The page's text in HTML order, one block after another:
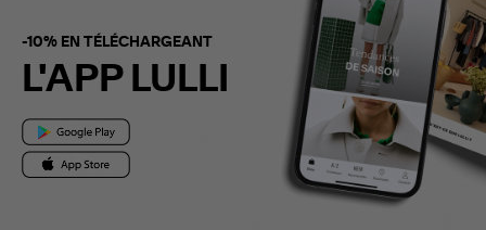
-10% EN TÉLÉCHARGEANT
L'APP LULLI